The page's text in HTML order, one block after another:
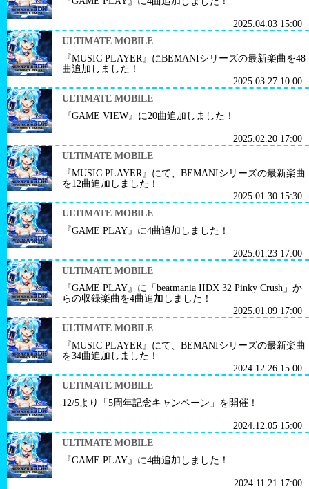
2025.04.03 15:00
ULTIMATE MOBILE
『MUSIC PLAYER』にBEMANIシリーズの最新楽曲を48
曲追加しました！
2025.03.27 10:00
ULTIMATE MOBILE
『GAME VIEW』に20曲追加しました！
2025.02.20 17:00
ULTIMATE MOBILE
『MUSIC PLAYER』にて、BEMANIシリーズの最新楽曲
を12曲追加しました！
2025.01.30 15:30
ULTIMATE MOBILE
『GAME PLAY』に4曲追加しました！
2025.01.23 17:00
ULTIMATE MOBILE
『GAME PLAY』に「beatmania IIDX 32 Pinky Crush」か
らの収録楽曲を4曲追加しました！
2025.01.09 17:00
ULTIMATE MOBILE
『MUSIC PLAYER』にて、BEMANIシリーズの最新楽曲
を34曲追加しました！
2024.12.26 15:00
ULTIMATE MOBILE
12/5より「5周年記念キャンペーン」を開催！
2024.12.05 15:00
ULTIMATE MOBILE
『GAME PLAY』に4曲追加しました！
2024.11.21 17:00